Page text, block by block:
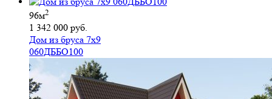
96м2
1 342 000 руб.
Дом из бруса 7х9
060ДББО100